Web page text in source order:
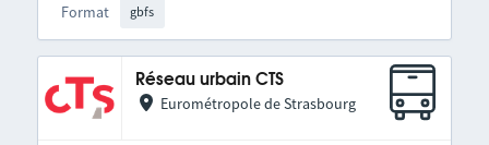
Format gbfs
Réseau urbain CTS
Eurométropole de Strasbourg